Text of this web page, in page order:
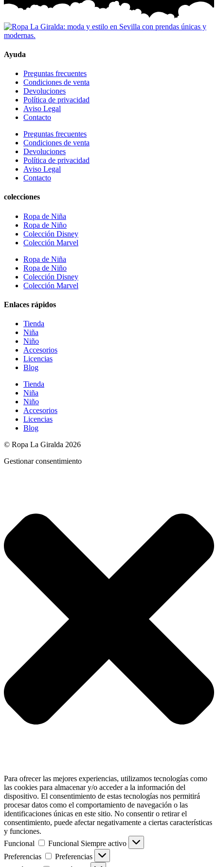
Ayuda
Preguntas frecuentes
Condiciones de venta
Devoluciones
Política de privacidad
Aviso Legal
Contacto
Preguntas frecuentes
Condiciones de venta
Devoluciones
Política de privacidad
Aviso Legal
Contacto
colecciones
Ropa de Niña
Ropa de Niño
Colección Disney
Colección Marvel
Ropa de Niña
Ropa de Niño
Colección Disney
Colección Marvel
Enlaces rápidos
Tienda
Niña
Niño
Accesorios
Licencias
Blog
Tienda
Niña
Niño
Accesorios
Licencias
Blog
© Ropa La Giralda 2026
Gestionar consentimiento
Para ofrecer las mejores experiencias, utilizamos tecnologías como
las cookies para almacenar y/o acceder a la información del
dispositivo. El consentimiento de estas tecnologías nos permitirá
procesar datos como el comportamiento de navegación o las
identificaciones únicas en este sitio. No consentir o retirar el
consentimiento, puede afectar negativamente a ciertas características
y funciones.
Funcional
Funcional Siempre activo
Preferencias
Preferencias